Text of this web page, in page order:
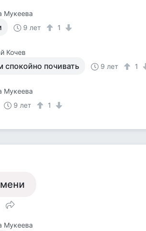
Мукеева
9 лет 1
Кочев
спокойно почивать 9 лет 1
Мукеева
9 лет 1
Мукеева